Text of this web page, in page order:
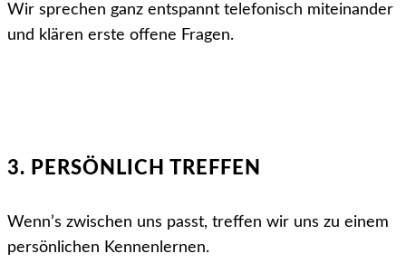
Wir sprechen ganz entspannt telefonisch miteinander
und klären erste offene Fragen.
3. PERSÖNLICH TREFFEN
Wenn’s zwischen uns passt, treffen wir uns zu einem
persönlichen Kennenlernen.